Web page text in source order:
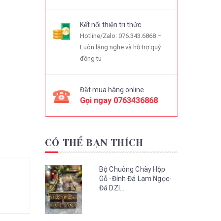
Kết nối thiện tri thức
Hotline/Zalo: 076.343.6868 –
Luôn lắng nghe và hỗ trợ quý
đồng tu
Đặt mua hàng online
Gọi ngay 0763436868
CÓ THỂ BẠN THÍCH
Bộ Chuông Chày Hộp
Gỗ -Đính Đá Lam Ngọc-
Đá DZI...